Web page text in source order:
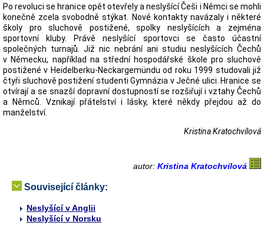
Po revoluci se hranice opět otevřely a neslyšící Češi i Němci se mohli
konečně zcela svobodně stýkat. Nové kontakty navázaly i některé
školy pro sluchově postižené, spolky neslyšících a zejména
sportovní kluby. Právě neslyšící sportovci se často účastní
společných turnajů. Již nic nebrání ani studiu neslyšících Čechů
v Německu, například na střední hospodářské škole pro sluchově
postižené v Heidelberku-Neckargemündu od roku 1999 studovali již
čtyři sluchově postižení studenti Gymnázia v Ječné ulici. Hranice se
otvírají a se snazší dopravní dostupností se rozšiřují i vztahy Čechů
a Němců. Vznikají přátelství i lásky, které někdy přejdou až do
manželství.
Kristina Kratochvílová
autor: Kristina Kratochvílová
Související články:
Neslyšící v Anglii
Neslyšící v Norsku